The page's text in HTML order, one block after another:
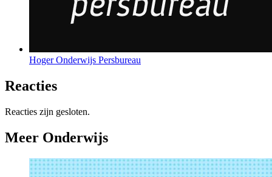
Hoger Onderwijs Persbureau
Reacties
Reacties zijn gesloten.
Meer Onderwijs